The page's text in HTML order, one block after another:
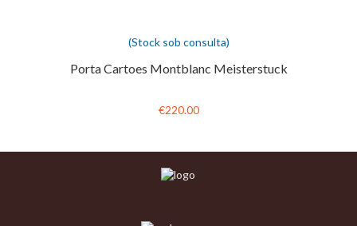
(Stock sob consulta)
Porta Cartoes Montblanc Meisterstuck
€220.00